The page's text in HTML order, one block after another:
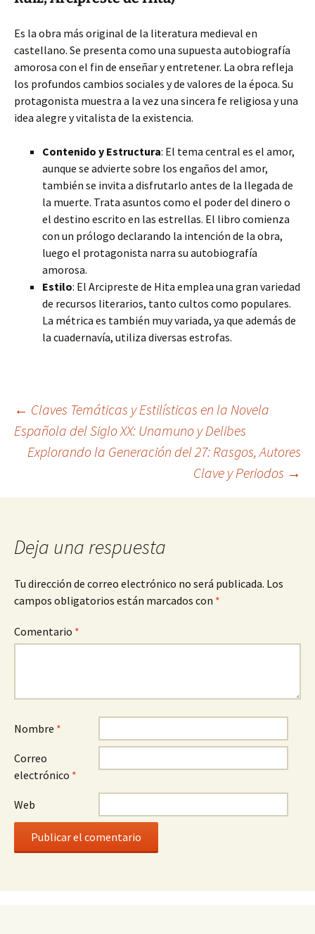
Es la obra más original de la literatura medieval en
castellano. Se presenta como una supuesta autobiografía
amorosa con el fin de enseñar y entretener. La obra refleja
los profundos cambios sociales y de valores de la época. Su
protagonista muestra a la vez una sincera fe religiosa y una
idea alegre y vitalista de la existencia.
Contenido y Estructura: El tema central es el amor,
aunque se advierte sobre los engaños del amor,
también se invita a disfrutarlo antes de la llegada de
la muerte. Trata asuntos como el poder del dinero o
el destino escrito en las estrellas. El libro comienza
con un prólogo declarando la intención de la obra,
luego el protagonista narra su autobiografía
amorosa.
Estilo: El Arcipreste de Hita emplea una gran variedad
de recursos literarios, tanto cultos como populares.
La métrica es también muy variada, ya que además de
la cuadernavía, utiliza diversas estrofas.
Navegación
de
entradas
← Claves Temáticas y Estilísticas en la Novela
Española del Siglo XX: Unamuno y Delibes
Explorando la Generación del 27: Rasgos, Autores
Clave y Periodos →
Deja una respuesta
Tu dirección de correo electrónico no será publicada. Los
campos obligatorios están marcados con *
Comentario *
Nombre *
Correo
electrónico *
Web